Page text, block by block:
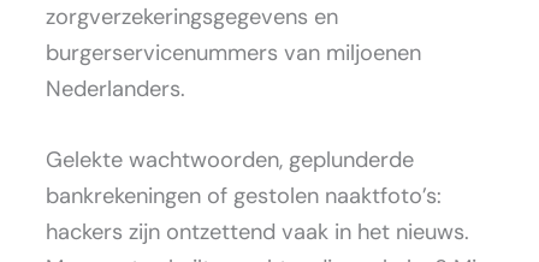
zorgverzekeringsgegevens en
burgerservicenummers van miljoenen
Nederlanders.
Gelekte wachtwoorden, geplunderde
bankrekeningen of gestolen naaktfoto’s:
hackers zijn ontzettend vaak in het nieuws.